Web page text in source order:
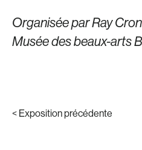
Organisée par Ray
Musée des beaux-arts
< Exposition précédente